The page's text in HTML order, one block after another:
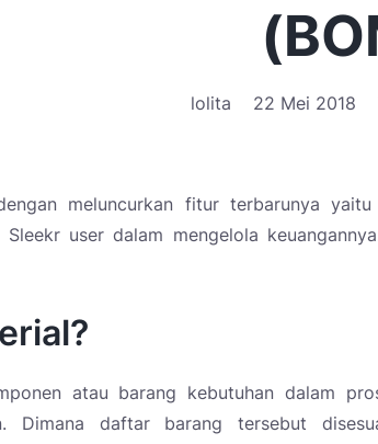
lolita 22 Mei 2018
meluncurkan fitur terbarunya
user dalam mengelola
atau barang kebutuhan dalam
Dimana daftar barang tersebut